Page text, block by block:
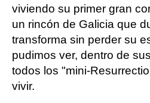
viviendo su primer gran
un rincón de Galicia que
transforma sin perder su
pudimos ver, dentro de
todos los "mini-
vivir.